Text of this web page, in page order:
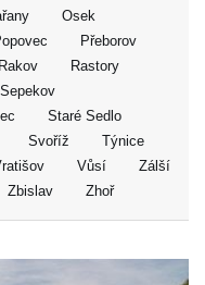
Osek
Přeborov
Rakov
Rastory
Sepekov
Staré Sedlo
Svoříž
Týnice
Vůsí
Zálší
Zbislav Zhoř